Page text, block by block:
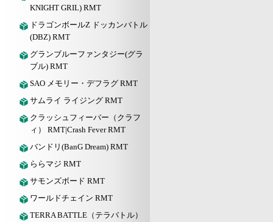
KNIGHT GRIL) RMT
ドラゴンボールZ ドッカンバトル
(DBZ) RMT
グランブルーファンタジー(グラ
ブル) RMT
SAO メモリー・デフラグ RMT
サムライ ライジング RMT
クラッシュフィーバー（クラフ
ィ） RMT|Crash Fever RMT
バンドリ(BanG Dream) RMT
ららマジ RMT
サモンズボード RMT
ワールドチェイン RMT
TERRA BATTLE（テラバトル）